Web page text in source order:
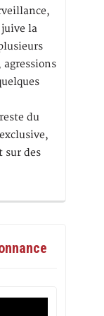
la
du
sur des